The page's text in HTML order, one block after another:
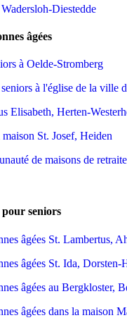
Diestedde
âgées
à Oelde-Stromberg
à l'église de la ville
Elisabeth, Herten-
St. Josef, Heiden
de maisons de
seniors
âgées St. Lambertus,
âgées St. Ida, Dorsten-
âgées au Bergkloster,
âgées dans la maison